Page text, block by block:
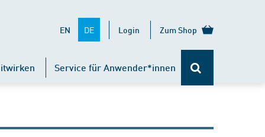
EN DE Login Zum Shop
Service für Anwender*innen